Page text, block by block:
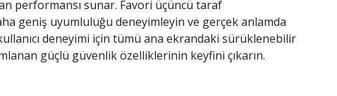
performansı sunar. Favori üçüncü taraf
geniş uyumluluğu deneyimleyin ve gerçek anlamda
deneyimi için tümü ana ekrandaki sürüklenebilir
güçlü güvenlik özelliklerinin keyfini çıkarın.